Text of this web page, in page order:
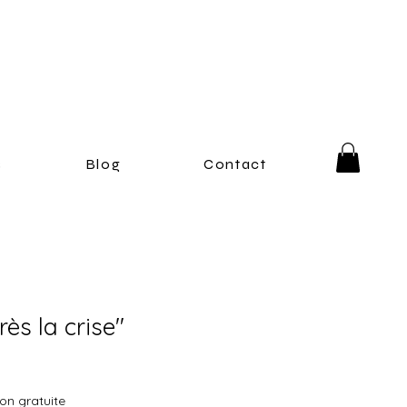
Blog Contact
la crise"
gratuite